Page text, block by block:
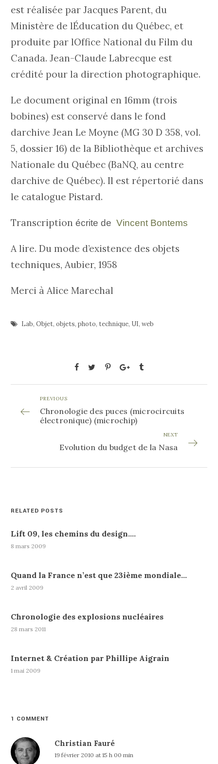
est réalisée par Jacques Parent, du
Ministère de lÉducation du Québec, et
produite par lOffice National du Film du
Canada. Jean-Claude Labrecque est
crédité pour la direction photographique.
Le document original en 16mm (trois
bobines) est conservé dans le fond
darchive Jean Le Moyne (MG 30 D 358, vol.
5, dossier 16) de la Bibliothèque et archives
Nationale du Québec (BaNQ, au centre
darchive de Québec). Il est répertorié dans
le catalogue Pistard.
Transcription écrite deVincent Bontems
A lire. Du mode d’existence des objets
techniques, Aubier, 1958
Merci à Alice Marechal
Lab,Objet,objets,photo,technique, UI,web
PREVIOUS
Chronologie des puces (microcircuits
électronique) (microchip)
NEXT
Evolution du budget de la Nasa
RELATED POSTS
Lift 09, les chemins du design….
8 mars 2009
Quand la France n’est que 23ième mondiale…
2 avril 2009
Chronologie des explosions nucléaires
28 mars 2011
Internet & Création par Phillipe Aigrain
1 mai 2009
1 COMMENT
Christian Fauré
19 février 2010 at 15 h 00 min